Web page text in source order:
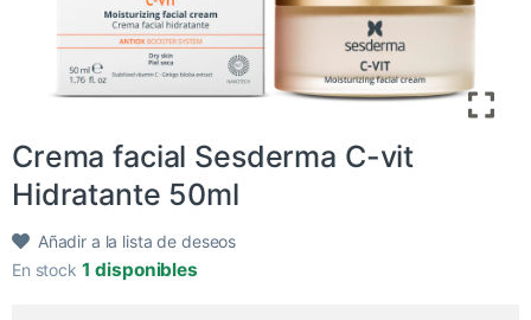
Crema facial Sesderma C-vit
Hidratante 50ml
Añadir a la lista de deseos
En stock 1 disponibles